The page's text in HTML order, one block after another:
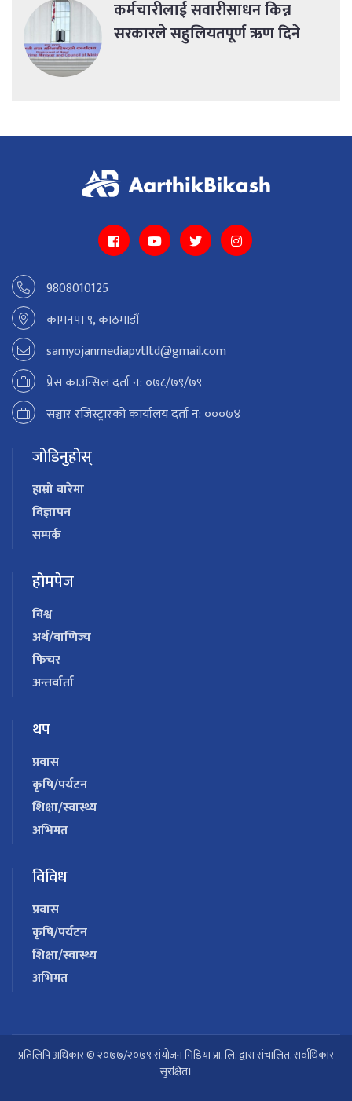
कर्मचारीलाई सवारीसाधन किन्न
सरकारले सहुलियतपूर्ण ऋण दिने
9808010125
कामनपा ९, काठमाडौं
samyojanmediapvtltd@gmail.com
प्रेस काउन्सिल दर्ता न: ०७८/७९/७९
सञ्चार रजिस्ट्रारको कार्यालय दर्ता न: ०००७४
जोडिनुहोस्
हाम्रो बारेमा
विज्ञापन
सम्पर्क
होमपेज
विश्व
अर्थ/वाणिज्य
फिचर
अन्तर्वार्ता
थप
प्रवास
कृषि/पर्यटन
शिक्षा/स्वास्थ्य
अभिमत
विविध
प्रवास
कृषि/पर्यटन
शिक्षा/स्वास्थ्य
अभिमत
प्रतिलिपि अधिकार © २०७७/२०७९ संयोजन मिडिया प्रा. लि. द्वारा संचालित. सर्वाधिकार
सुरक्षित।